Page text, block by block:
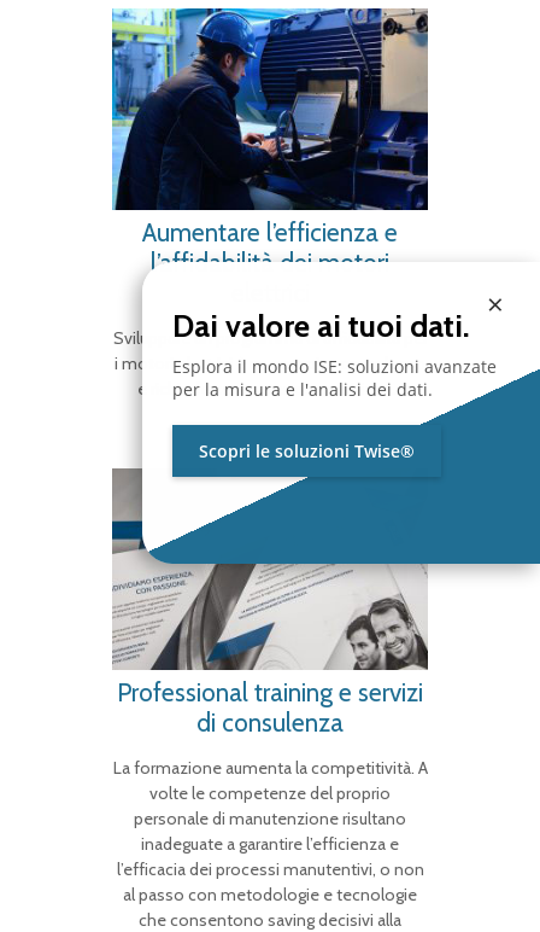
Aumentare l’efficienza e
l’affidabilità dei motori
Sviluppare un programma di affidabilità per
i motori elettrici è un compito complesso
e richiede competenze specifiche…
Professional training e servizi
di consulenza
La formazione aumenta la competitività. A
volte le competenze del proprio
personale di manutenzione risultano
inadeguate a garantire l’efficienza e
l’efficacia dei processi manutentivi, o non
al passo con metodologie e tecnologie
che consentono saving decisivi alla
×
Dai valore ai tuoi dati.
Esplora il mondo ISE: soluzioni avanzate
per la misura e l'analisi dei dati.
Scopri le soluzioni Twise®